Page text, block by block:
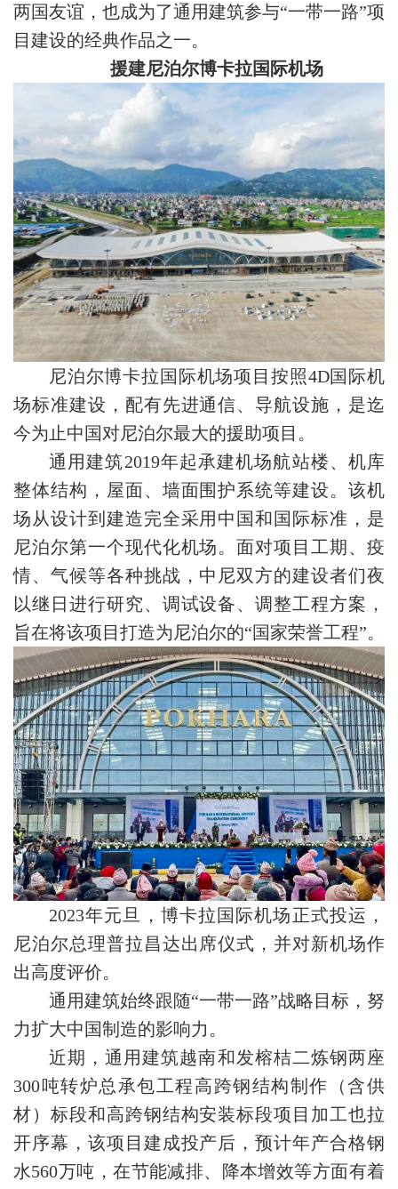
两国友谊，也成为了通用建筑参与“一带一路”项
目建设的经典作品之一。
援建尼泊尔博卡拉国际机场
尼泊尔博卡拉国际机场项目按照4D国际机
场标准建设，配有先进通信、导航设施，是迄
今为止中国对尼泊尔最大的援助项目。
通用建筑2019年起承建机场航站楼、机库
整体结构，屋面、墙面围护系统等建设。该机
场从设计到建造完全采用中国和国际标准，是
尼泊尔第一个现代化机场。面对项目工期、疫
情、气候等各种挑战，中尼双方的建设者们夜
以继日进行研究、调试设备、调整工程方案，
旨在将该项目打造为尼泊尔的“国家荣誉工程”。
2023年元旦，博卡拉国际机场正式投运，
尼泊尔总理普拉昌达出席仪式，并对新机场作
出高度评价。
通用建筑始终跟随“一带一路”战略目标，努
力扩大中国制造的影响力。
近期，通用建筑越南和发榕桔二炼钢两座
300吨转炉总承包工程高跨钢结构制作（含供
材）标段和高跨钢结构安装标段项目加工也拉
开序幕，该项目建成投产后，预计年产合格钢
水560万吨，在节能减排、降本增效等方面有着